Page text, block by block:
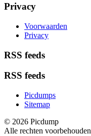
Privacy
Voorwaarden
Privacy
RSS feeds
RSS feeds
Picdumps
Sitemap
© 2026 Picdump
Alle rechten voorbehouden